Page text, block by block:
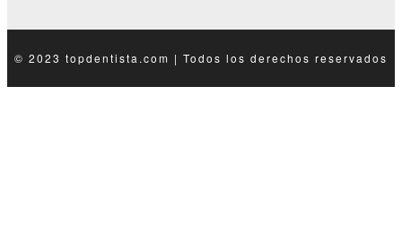
© 2023 topdentista.com | Todos los derechos reservados